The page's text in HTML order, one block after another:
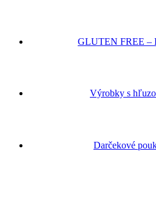
GLUTEN FREE –
Výrobky s
Darčekové